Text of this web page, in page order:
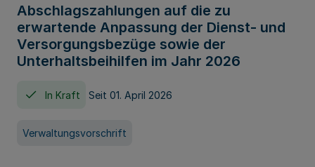
Abschlagszahlungen auf die zu
erwartende Anpassung der Dienst- und
Versorgungsbezüge sowie der
Unterhaltsbeihilfen im Jahr 2026
In Kraft Seit 01. April 2026
Verwaltungsvorschrift